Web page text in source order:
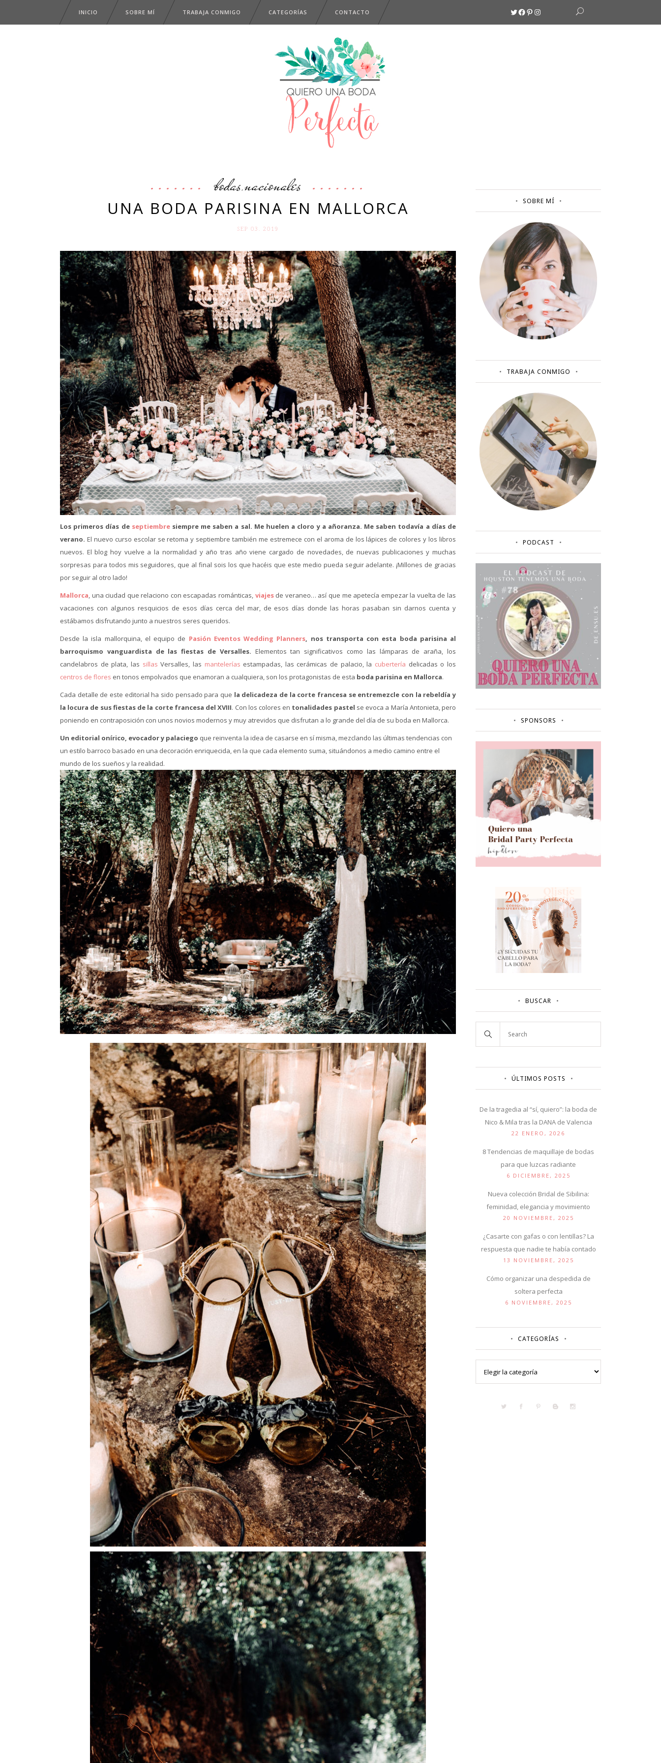
INICIO SOBRE MÍ TRABAJA CONMIGO CATEGORÍAS CONTACTO Twitter
Facebook
Pinterest
Instagram
bodas,nacionales
UNA BODA PARISINA EN MALLORCA
SEP 03. 2019
Los primeros días de septiembresiempre me saben a sal. Me huelen a cloro y a añoranza. Me saben todavía a días de
verano. El nuevo curso escolar se retoma y septiembre también me estremece con el aroma de los lápices de colores y los libros
nuevos. El blog hoy vuelve a la normalidad y año tras año viene cargado de novedades, de nuevas publicaciones y muchas
sorpresas para todos mis seguidores, que al final sois los que hacéis que este medio pueda seguir adelante. ¡Millones de gracias
por seguir al otro lado!
Mallorca, una ciudad que relaciono con escapadas románticas, viajesde veraneo… así que me apetecía empezar la vuelta de las
vacaciones con algunos resquicios de esos días cerca del mar, de esos días donde las horas pasaban sin darnos cuenta y
estábamos disfrutando junto a nuestros seres queridos.
Desde la isla mallorquina, el equipo de Pasión Eventos Wedding Planners, nos transporta con esta boda parisina al
barroquismo vanguardista de las fiestas de Versalles. Elementos tan significativos como las lámparas de araña, los
candelabros de plata, las sillas Versalles, las mantelerías estampadas, las cerámicas de palacio, la cubertería delicadas o los
centros de flores en tonos empolvados que enamoran a cualquiera, son los protagonistas de esta boda parisina en Mallorca.
Cada detalle de este editorial ha sido pensado para que la delicadeza de la corte francesa se entremezcle con la rebeldía y
la locura de sus fiestas de la corte francesa del XVIII. Con los colores en tonalidades pastel se evoca a María Antonieta, pero
poniendo en contraposición con unos novios modernos y muy atrevidos que disfrutan a lo grande del día de su boda en Mallorca.
Un editorial onírico, evocador y palaciego que reinventa la idea de casarse en sí misma, mezclando las últimas tendencias con
un estilo barroco basado en una decoración enriquecida, en la que cada elemento suma, situándonos a medio camino entre el
mundo de los sueños y la realidad.
SOBRE MÍ
TRABAJA CONMIGO
PODCAST
SPONSORS
BUSCAR
ÚLTIMOS POSTS
De la tragedia al “sí, quiero”: la boda de
Nico & Mila tras la DANA de Valencia
22 ENERO, 2026
8 Tendencias de maquillaje de bodas
para que luzcas radiante
6 DICIEMBRE, 2025
Nueva colección Bridal de Sibilina:
feminidad, elegancia y movimiento
20 NOVIEMBRE, 2025
¿Casarte con gafas o con lentillas? La
respuesta que nadie te había contado
13 NOVIEMBRE, 2025
Cómo organizar una despedida de
soltera perfecta
6 NOVIEMBRE, 2025
CATEGORÍAS